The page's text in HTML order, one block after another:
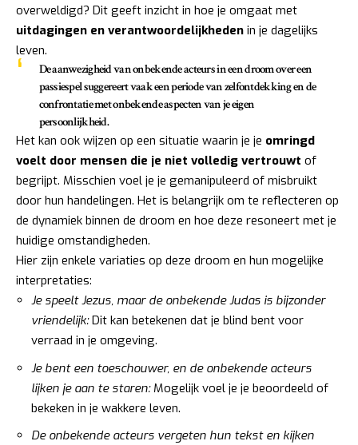
overweldigd? Dit geeft inzicht in hoe je omgaat met
uitdagingen en verantwoordelijkheden in je dagelijks
leven.
De aanwezigheid van onbekende acteurs in een droom over een
passiespel suggereert vaak een periode van zelfontdekking en de
confrontatie met onbekende aspecten van je eigen
persoonlijkheid.
Het kan ook wijzen op een situatie waarin je je omringd
voelt door mensen die je niet volledig vertrouwt of
begrijpt. Misschien voel je je gemanipuleerd of misbruikt
door hun handelingen. Het is belangrijk om te reflecteren op
de dynamiek binnen de droom en hoe deze resoneert met je
huidige omstandigheden.
Hier zijn enkele variaties op deze droom en hun mogelijke
interpretaties:
Je speelt Jezus, maar de onbekende Judas is bijzonder
vriendelijk:Dit kan betekenen dat je blind bent voor
verraad in je omgeving.
Je bent een toeschouwer, en de onbekende acteurs
lijken je aan te staren:Mogelijk voel je je beoordeeld of
bekeken in je wakkere leven.
De onbekende acteurs vergeten hun tekst en kijken